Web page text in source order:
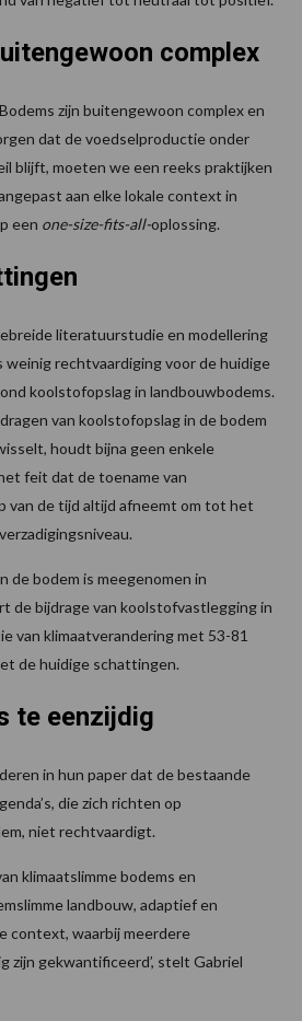
complex
zijn buitengewoon complex en
dat de voedselproductie onder
blijft, moeten we een reeks praktijken
aan elke lokale context in
een one-size-fits-all-oplossing.
literatuurstudie en modellering
weinig rechtvaardiging voor de huidige
koolstofopslag in landbouwbodems.
van koolstofopslag in de bodem
houdt bijna geen enkele
feit dat de toename van
van de tijd altijd afneemt om tot het
de bodem is meegenomen in
de bijdrage van koolstofvastlegging in
van klimaatverandering met 53-81
de huidige schattingen.
te eenzijdig
in hun paper dat de bestaande
die zich richten op
niet rechtvaardigt.
klimaatslimme bodems en
landbouw, adaptief en
context, waarbij meerdere
zijn gekwantificeerd’, stelt Gabriel